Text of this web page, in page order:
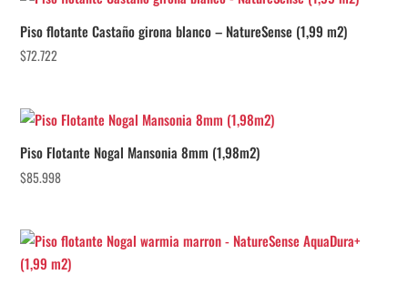
Piso flotante Castaño girona blanco – NatureSense (1,99 m2)
$72.722
Piso Flotante Nogal Mansonia 8mm (1,98m2)
$85.998